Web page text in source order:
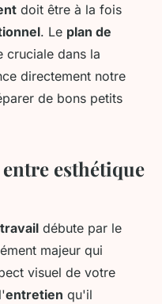
doit être à la fois
. Le plan de
cruciale dans la
directement notre
de bons petits
esthétique
débute par le
majeur qui
visuel de votre
entretien qu'il